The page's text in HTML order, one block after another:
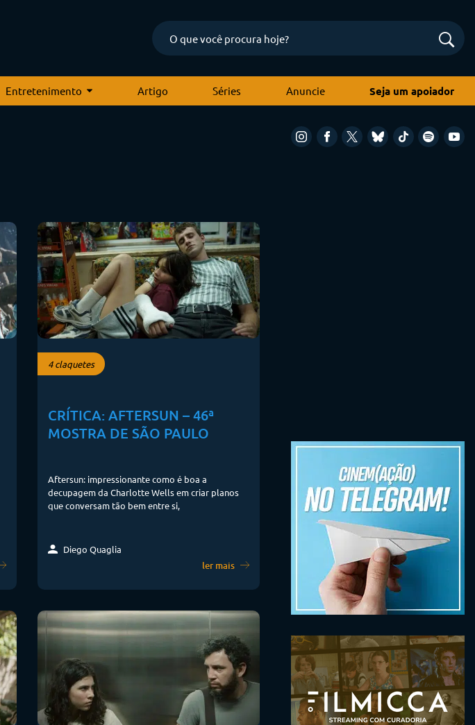
Entretenimento Artigo Séries Anuncie Seja um apoiador
4 claquetes
CRÍTICA: AFTERSUN – 46ª
MOSTRA DE SÃO PAULO
Aftersun: impressionante como é boa a
decupagem da Charlotte Wells em criar planos
que conversam tão bem entre si,
Diego Quaglia
ler mais